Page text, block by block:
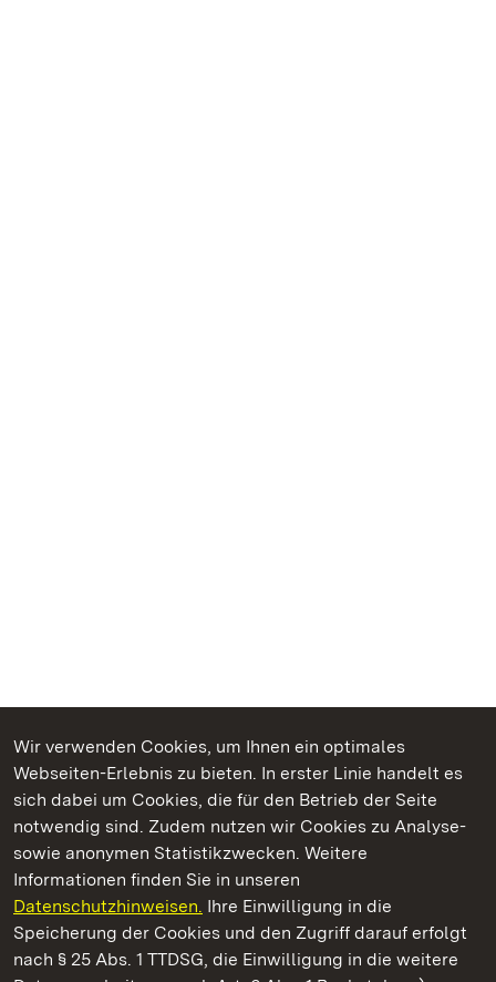
Wir verwenden Cookies, um Ihnen ein optimales
Webseiten-Erlebnis zu bieten. In erster Linie handelt es
sich dabei um Cookies, die für den Betrieb der Seite
notwendig sind. Zudem nutzen wir Cookies zu Analyse-
sowie anonymen Statistikzwecken. Weitere
Informationen finden Sie in unseren
Datenschutzhinweisen. Ihre Einwilligung in die
Speicherung der Cookies und den Zugriff darauf erfolgt
nach § 25 Abs. 1 TTDSG, die Einwilligung in die weitere
Kommen. Staunen. Genießen.
Staatliche Schlösser und Gärten Baden‑Württemberg
Staatliche Schlösser und Gärten Baden-Württemberg